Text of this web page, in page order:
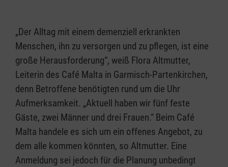
„Der Alltag mit einem demenziell erkrankten
Menschen, ihn zu versorgen und zu pflegen, ist eine
große Herausforderung“, weiß Flora Altmutter,
Leiterin des Café Malta in Garmisch-Partenkirchen,
denn Betroffene benötigten rund um die Uhr
Aufmerksamkeit. „Aktuell haben wir fünf feste
Gäste, zwei Männer und drei Frauen.“ Beim Café
Malta handele es sich um ein offenes Angebot, zu
dem alle kommen könnten, so Altmutter. Eine
Anmeldung sei jedoch für die Planung unbedingt